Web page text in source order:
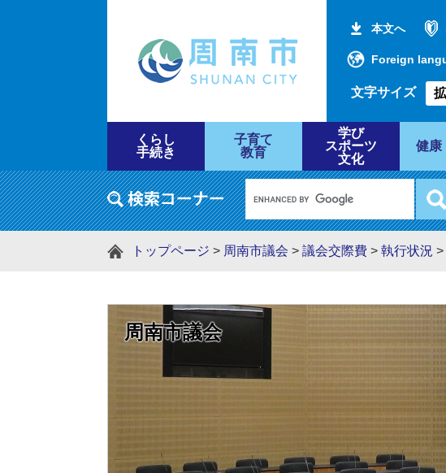
本文へ
Foreign
文字サイズ
くらし
手続き
子育て
教育
学び
スポーツ
文化
健康
トップページ > 周南市議会 > 議会交際費 > 執行状況 >
周南市議会